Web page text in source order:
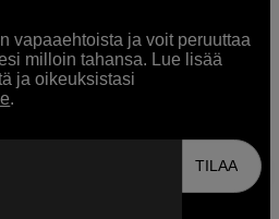
vapaaehtoista ja voit peruuttaa
milloin tahansa. Lue lisää
ja oikeuksistasi
.
TILAA